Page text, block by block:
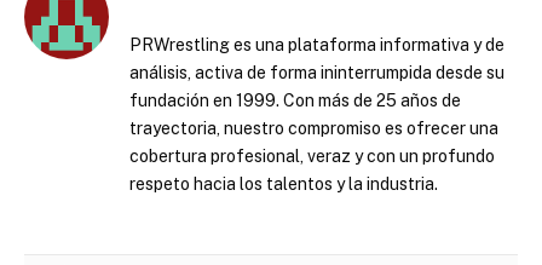
PRWrestling es una plataforma informativa y de
análisis, activa de forma ininterrumpida desde su
fundación en 1999. Con más de 25 años de
trayectoria, nuestro compromiso es ofrecer una
cobertura profesional, veraz y con un profundo
respeto hacia los talentos y la industria.